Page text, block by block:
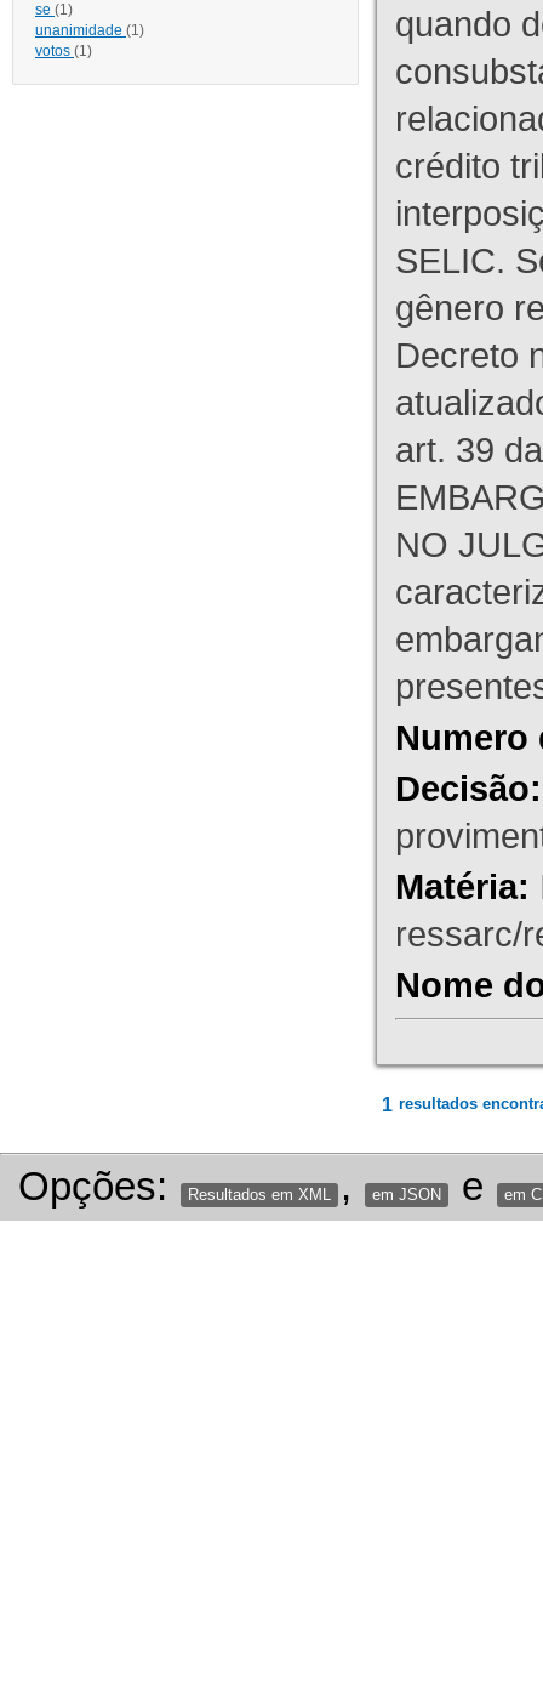
se (1)
unanimidade (1)
votos (1)
quando
crédito
SELIC.
gênero
Decreto
art. 39
NO
Numero
Decisão:
Matéria:
ressarc/
Nome
1 resultados
Opções: Resultados em XML , em JSON e em